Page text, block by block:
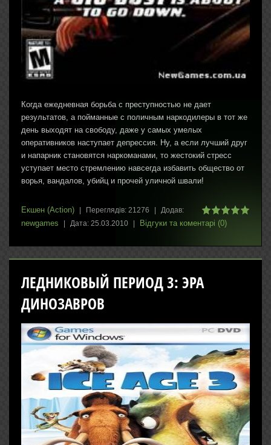
Когда ежедневная борьба с преступностью не дает
результатов, а пойманные с поличным наркодилеры в тот же
день выходят на свободу, даже у самых умелых
оперативников наступает депрессия. Ну, а если лучший друг
и напарник становятся наркоманами, то жестокий стресс
уступает место стремлению навсегда избавить общество от
ворья, вандалов, убийц и прочей уличной швали!
Екшен (Action) Переглядів: 21276 Додав:
newgames Дата: 25.03.2010 Відгуки та коментарі (0)
ЛЕДНИКОВЫЙ ПЕРИОД 3: ЭРА
ДИНОЗАВРОВ